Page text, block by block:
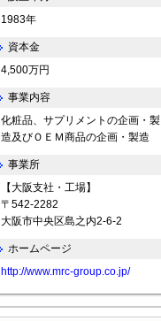
1983年
資本金
4,500万円
事業内容
化粧品、サプリメントの企画・製
造及びＯＥＭ商品の企画・製造
事業所
【大阪支社・工場】
〒542-2282
大阪市中央区島之内2-6-2
ホームページ
http://www.mrc-group.co.jp/